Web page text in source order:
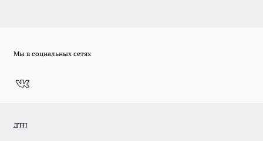
Мы в социальных сетях
ДТП